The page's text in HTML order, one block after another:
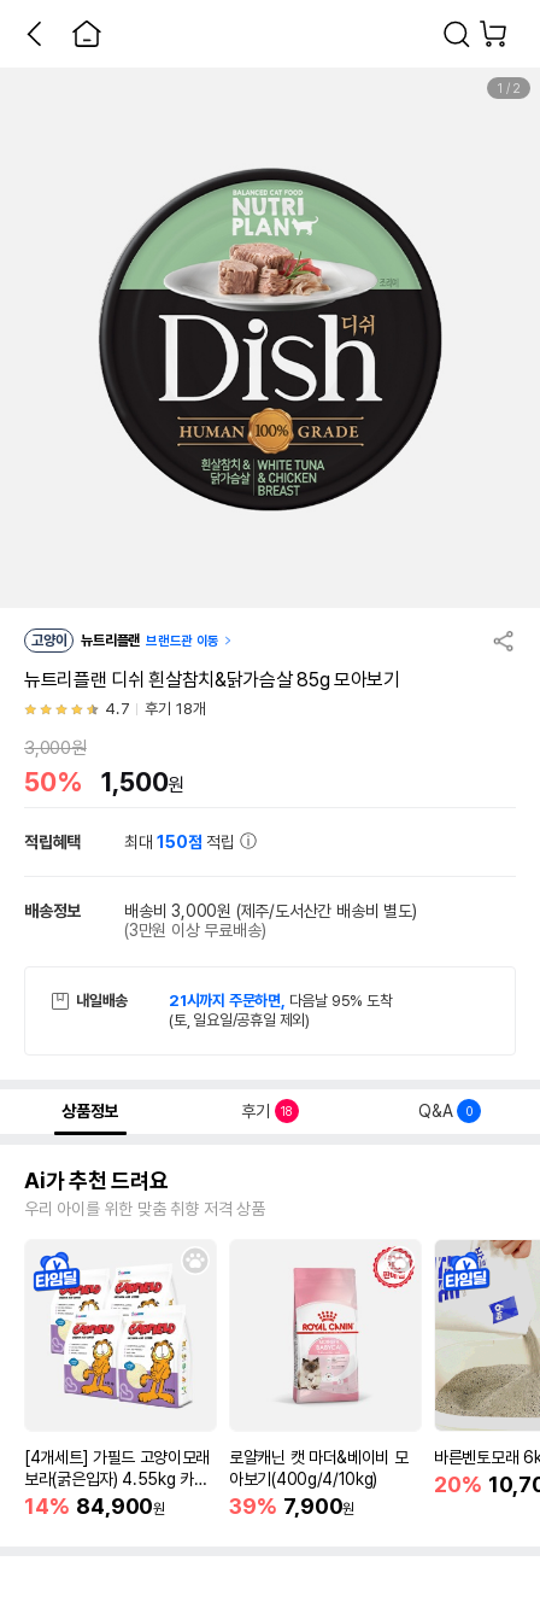
1 / 2
고양이 뉴트리플랜 브랜드관 이동
뉴트리플랜 디쉬 흰살참치&닭가슴살 85g 모아보기
4.7 후기 18개
3,000원
50% 1,500원
적립혜택 최대150점 적립
배송정보 배송비 3,000원 (제주/도서산간 배송비 별도)
(3만원 이상 무료배송)
내일배송 21시까지 주문하면, 다음날 95% 도착
(토, 일요일/공휴일 제외)
상품정보 후기 18 Q&A 0
Ai가 추천 드려요
우리 아이를 위한 맞춤 취향 저격 상품
[4개세트] 가필드 고양이모래
보라(굵은입자) 4.55kg 카사
바모래
14% 84,900원
로얄캐닌 캣 마더&베이비 모
아보기(400g/4/10kg)
39% 7,900원
바른벤토모래
20%